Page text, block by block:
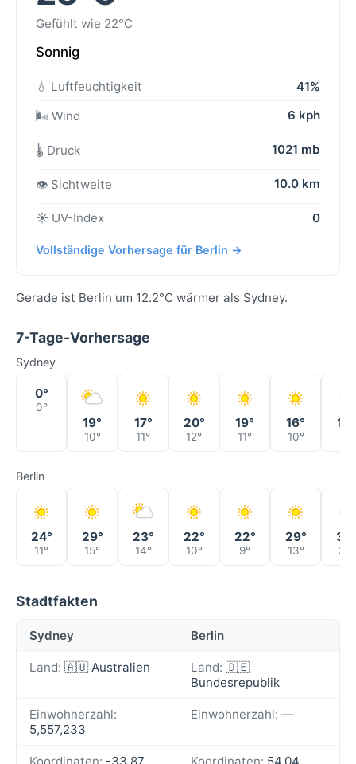
Gefühlt wie 22°C
Sonnig
💧 Luftfeuchtigkeit
41%
🌬️ Wind
6 kph
🌡️ Druck 1021 mb
👁️ Sichtweite 10.0 km
☀️ UV-Index 0
Vollständige Vorhersage für Berlin →
Gerade ist Berlin um 12.2°C wärmer als Sydney.
7-Tage-Vorhersage
Sydney
0°
0°
19°
10°
17°
11°
20°
12°
19°
11°
16°
10°
16°
Berlin
24°
11°
29°
15°
23°
14°
22°
10°
22°
9°
29°
13° 20°
Stadtfakten
Sydney Berlin
Land: 🇦🇺 Australien Land: 🇩🇪
Bundesrepublik
Einwohnerzahl:
5,557,233
Einwohnerzahl: —